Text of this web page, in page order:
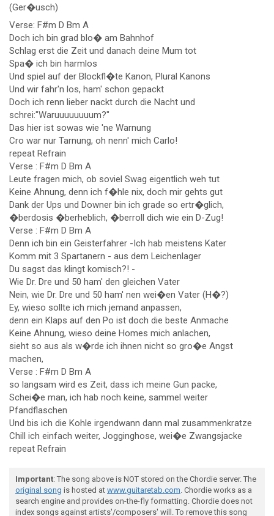
(Ger�usch)
Verse: F#m D Bm A
Doch ich bin grad blo� am Bahnhof
Schlag erst die Zeit und danach deine Mum tot
Spa� ich bin harmlos
Und spiel auf der Blockfl�te Kanon, Plural Kanons
Und wir fahr'n los, ham' schon gepackt
Doch ich renn lieber nackt durch die Nacht und
schrei:"Waruuuuuuuum?"
Das hier ist sowas wie 'ne Warnung
Cro war nur Tarnung, oh nenn' mich Carlo!
repeat Refrain
Verse : F#m D Bm A
Leute fragen mich, ob soviel Swag eigentlich weh tut
Keine Ahnung, denn ich f�hle nix, doch mir gehts gut
Dank der Ups und Downer bin ich grade so ertr�glich,
�berdosis �berheblich, �berroll dich wie ein D-Zug!
Verse : F#m D Bm A
Denn ich bin ein Geisterfahrer -Ich hab meistens Kater
Komm mit 3 Spartanern - aus dem Leichenlager
Du sagst das klingt komisch?! -
Wie Dr. Dre und 50 ham' den gleichen Vater
Nein, wie Dr. Dre und 50 ham' nen wei�en Vater (H�?)
Ey, wieso sollte ich mich jemand anpassen,
denn ein Klaps auf den Po ist doch die beste Anmache
Keine Ahnung, wieso deine Homes mich anlachen,
sieht so aus als w�rde ich ihnen nicht so gro�e Angst
machen,
Verse : F#m D Bm A
so langsam wird es Zeit, dass ich meine Gun packe,
Schei�e man, ich hab noch keine, sammel weiter
Pfandflaschen
Und bis ich die Kohle irgendwann dann mal zusammenkratze
Chill ich einfach weiter, Jogginghose, wei�e Zwangsjacke
repeat Refrain
Important: The song above is NOT stored on the Chordie server. The
original song is hosted at www.guitaretab.com. Chordie works as a
search engine and provides on-the-fly formatting. Chordie does not
index songs against artists'/composers' will. To remove this song